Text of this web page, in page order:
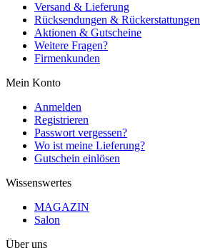
Versand & Lieferung
Rücksendungen & Rückerstattungen
Aktionen & Gutscheine
Weitere Fragen?
Firmenkunden
Mein Konto
Anmelden
Registrieren
Passwort vergessen?
Wo ist meine Lieferung?
Gutschein einlösen
Wissenswertes
MAGAZIN
Salon
Über uns